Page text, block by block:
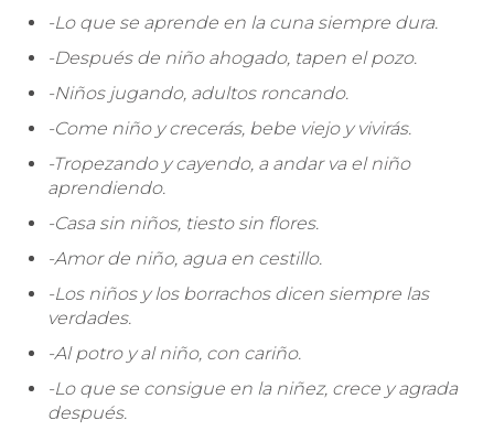
-Lo que se aprende en la cuna siempre dura.
-Después de niño ahogado, tapen el pozo.
-Niños jugando, adultos roncando.
-Come niño y crecerás, bebe viejo y vivirás.
-Tropezando y cayendo, a andar va el niño
aprendiendo.
-Casa sin niños, tiesto sin flores.
-Amor de niño, agua en cestillo.
-Los niños y los borrachos dicen siempre las
verdades.
-Al potro y al niño, con cariño.
-Lo que se consigue en la niñez, crece y agrada
después.